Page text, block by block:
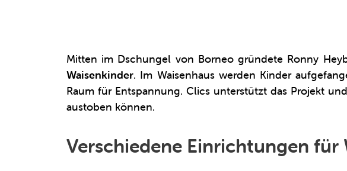
Mitten im Dschungel von Borneo gründete Ronny
Waisenkinder. Im Waisenhaus werden Kinder
Raum für Entspannung. Clics unterstützt das Projekt
austoben können.
Verschiedene Einrichtungen für